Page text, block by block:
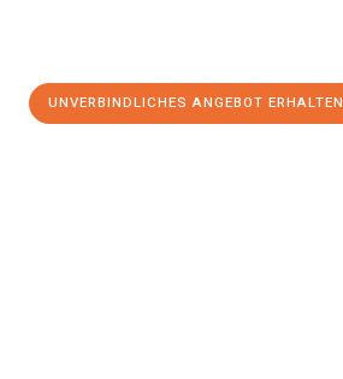
UNVERBINDLICHES ANGEBOT ERHALTEN